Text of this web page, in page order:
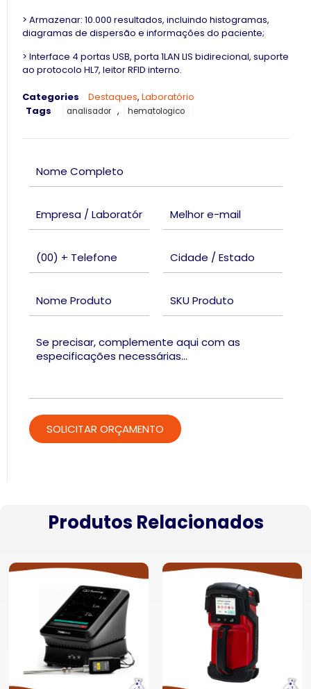
> Armazenar: 10.000 resultados, incluindo histogramas,
diagramas de dispersão e informações do paciente;
> Interface 4 portas USB, porta 1LAN LIS bidirecional, suporte
ao protocolo HL7, leitor RFID interno.
Categories Destaques,Laboratório
Tags
analisador , hematologico
Produtos Relacionados